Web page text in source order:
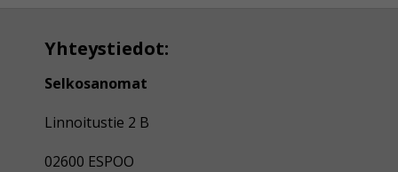
Yhteystiedot:
Selkosanomat
Linnoitustie 2 B
02600 ESPOO